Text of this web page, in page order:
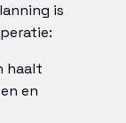
is
haalt
en